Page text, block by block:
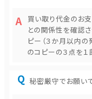
買い取り代金のお
との関係性を確認
ピー（３か月以内の
のコピーの３点を１
秘密厳守でお願い